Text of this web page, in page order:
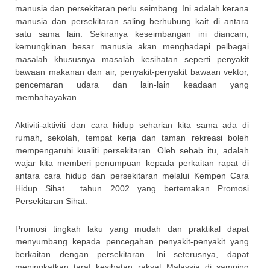
manusia dan persekitaran perlu seimbang. Ini adalah kerana
manusia dan persekitaran saling berhubung kait di antara
satu sama lain. Sekiranya keseimbangan ini diancam,
kemungkinan besar manusia akan menghadapi pelbagai
masalah khususnya masalah kesihatan seperti penyakit
bawaan makanan dan air, penyakit-penyakit bawaan vektor,
pencemaran udara dan lain-lain keadaan yang
membahayakan
Aktiviti-aktiviti dan cara hidup seharian kita sama ada di
rumah, sekolah, tempat kerja dan taman rekreasi boleh
mempengaruhi kualiti persekitaran. Oleh sebab itu, adalah
wajar kita memberi penumpuan kepada perkaitan rapat di
antara cara hidup dan persekitaran melalui Kempen Cara
Hidup Sihat tahun 2002 yang bertemakan Promosi
Persekitaran Sihat.
Promosi tingkah laku yang mudah dan praktikal dapat
menyumbang kepada pencegahan penyakit-penyakit yang
berkaitan dengan persekitaran. Ini seterusnya, dapat